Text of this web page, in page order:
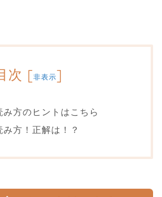
次 [非表示]
み方のヒントはこちら
み方！正解は！？